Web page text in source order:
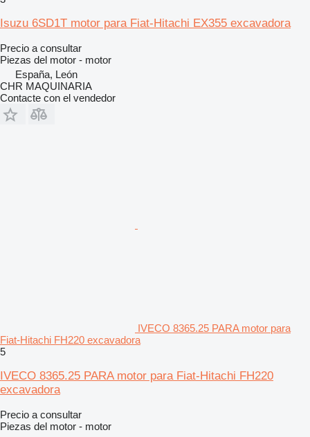
Isuzu 6SD1T motor para Fiat-Hitachi EX355 excavadora
Precio a consultar
Piezas del motor - motor
España, León
CHR MAQUINARIA
Contacte con el vendedor
IVECO 8365.25 PARA motor para
Fiat-Hitachi FH220 excavadora
5
IVECO 8365.25 PARA motor para Fiat-Hitachi FH220
excavadora
Precio a consultar
Piezas del motor - motor